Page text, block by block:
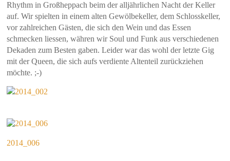
Rhythm in Großheppach beim der alljährlichen Nacht der Keller
auf. Wir spielten in einem alten Gewölbekeller, dem Schlosskeller,
vor zahlreichen Gästen, die sich den Wein und das Essen
schmecken liessen, währen wir Soul und Funk aus verschiedenen
Dekaden zum Besten gaben. Leider war das wohl der letzte Gig
mit der Queen, die sich aufs verdiente Altenteil zurückziehen
möchte. ;-)
2014_006